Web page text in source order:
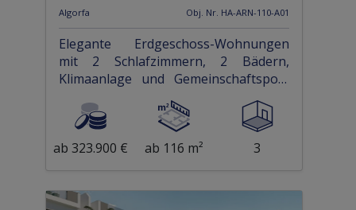
Algorfa Obj. Nr. HA-ARN-110-A01
Elegante Erdgeschoss-Wohnungen
mit 2 Schlafzimmern, 2 Bädern,
Klimaanlage und Gemeinschaftspool
in einer wunderschönen Golfanlage
ab 323.900 € ab 116 m² 3